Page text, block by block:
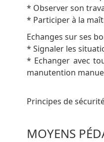
* Observer son
* Participer à la
Echanges sur ses
* Signaler les
* Echanger avec
manutention
Principes de
MOYENS